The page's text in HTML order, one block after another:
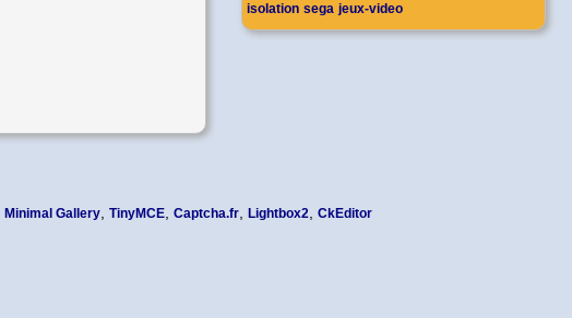
isolation sega jeux-video
Minimal Gallery TinyMCE Captcha.fr Lightbox2 CkEditor